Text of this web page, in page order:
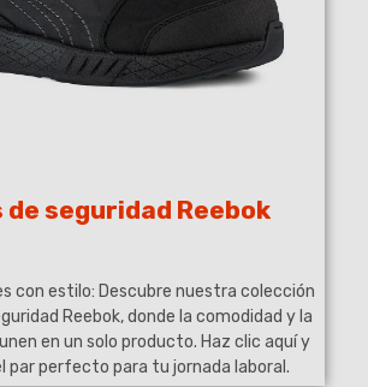
de seguridad Reebok
con estilo: Descubre nuestra colección
Reebok, donde la comodidad y la
en un solo producto. Haz clic aquí y
par perfecto para tu jornada laboral.